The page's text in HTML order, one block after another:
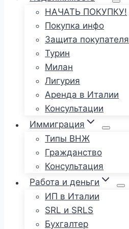
НАЧАТЬ ПОКУПКУ!
Покупка инфо
Защита покупателя
Турин
Милан
Лигурия
Аренда в Италии
Консультации
Иммиграция
Типы ВНЖ
Гражданство
Консультация
Работа и деньги
ИП в Италии
SRL и SRLS
Бухгалтер